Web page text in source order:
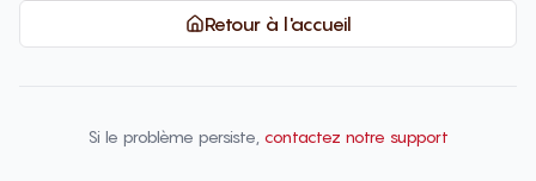
Retour à l'accueil
Si le problème persiste, contactez notre support